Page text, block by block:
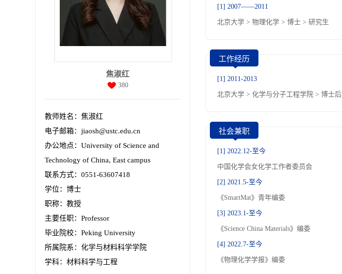
焦淑红
380
教师姓名：焦淑红
电子邮箱： jiaosh@ustc.edu.cn
办公地点：University of Science and
Technology of China, East campus
联系方式：0551-63607418
学位：博士
职称：教授
主要任职：Professor
毕业院校：Peking University
所属院系：化学与材料科学学院
学科：材料科学与工程
[1] 2007——2011
北京大学 > 物理化学 > 博士 > 研究生
工作经历
[1] 2011-2013
北京大学 > 化学与分子工程学院 > 博士后
社会兼职
[1] 2022.12-至今
中国化学会女化学工作者委员会
[2] 2021.5-至今
《SmartMat》青年编委
[3] 2023.1-至今
《Science China Materials》编委
[4] 2022.7-至今
《物理化学学报》编委